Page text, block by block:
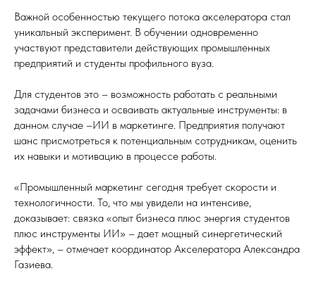
Важной особенностью текущего потока акселератора стал
уникальный эксперимент. В обучении одновременно
участвуют представители действующих промышленных
предприятий и студенты профильного вуза.
Для студентов это – возможность работать с реальными
задачами бизнеса и осваивать актуальные инструменты: в
данном случае –ИИ в маркетинге. Предприятия получают
шанс присмотреться к потенциальным сотрудникам, оценить
их навыки и мотивацию в процессе работы.
«Промышленный маркетинг сегодня требует скорости и
технологичности. То, что мы увидели на интенсиве,
доказывает: связка «опыт бизнеса плюс энергия студентов
плюс инструменты ИИ» – дает мощный синергетический
эффект», – отмечает координатор Акселератора Александра
Газиева.